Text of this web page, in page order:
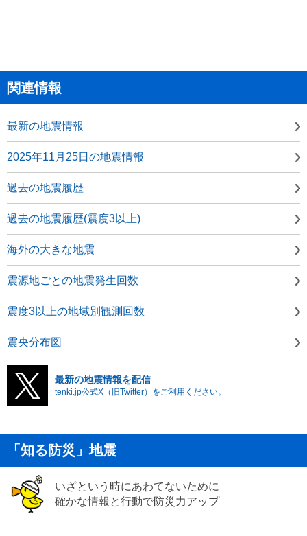
関連情報
最新の地震情報
2025年11月25日の地震情報
過去の地震履歴
過去の地震履歴(震度3以上)
海外の大きな地震
震源地ごとの地震発生回数
震度3以上の地域別観測回数
震央分布図
最新の地震情報を配信
tenki.jp公式X（旧Twitter）をご利用ください。
「知る防災」地震
いざという時にあわてないために
確かな情報と行動で防災力アップ